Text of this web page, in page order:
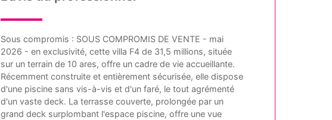
Sous compromis : SOUS COMPROMIS DE VENTE - mai
2026 - en exclusivité, cette villa F4 de 31,5 millions, située
sur un terrain de 10 ares, offre un cadre de vie accueillante.
Récemment construite et entièrement sécurisée, elle dispose
d'une piscine sans vis-à-vis et d'un faré, le tout agrémenté
d'un vaste deck. La terrasse couverte, prolongée par un
grand deck surplombant l'espace piscine, offre une vue